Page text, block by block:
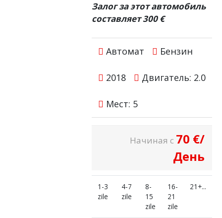
Залог за этот автомобиль
составляет 300 €
Автомат Бензин
2018 Двигатель: 2.0
Мест: 5
Начиная с 70 €/
День
1-3
zile
4-7
zile
8-
15
zile
16-
21
zile
21+...